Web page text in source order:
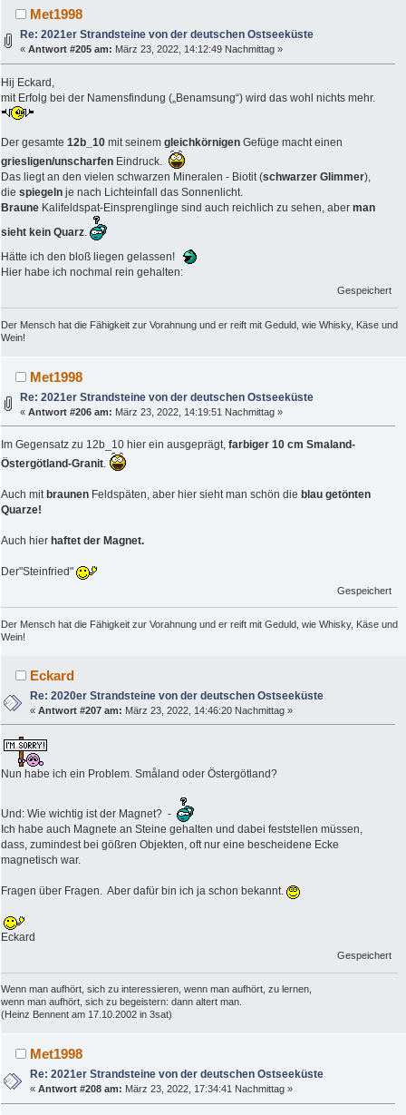
Met1998
Re: 2021er Strandsteine von der deutschen Ostseeküste
«Antwort #205 am: März 23, 2022, 14:12:49 Nachmittag »
Hij Eckard,
mit Erfolg bei der Namensfindung („Benamsung“) wird das wohl nichts mehr.
Der gesamte 12b_10 mit seinem gleichkörnigen Gefüge macht einen
griesligen/unscharfen Eindruck.
Das liegt an den vielen schwarzen Mineralen - Biotit (schwarzer Glimmer),
die spiegeln je nach Lichteinfall das Sonnenlicht.
Braune Kalifeldspat-Einsprenglinge sind auch reichlich zu sehen, aber man
sieht kein Quarz.
Hätte ich den bloß liegen gelassen!
Hier habe ich nochmal rein gehalten:
Gespeichert
Der Mensch hat die Fähigkeit zur Vorahnung und er reift mit Geduld, wie Whisky, Käse und
Wein!
Met1998
Re: 2021er Strandsteine von der deutschen Ostseeküste
«Antwort #206 am: März 23, 2022, 14:19:51 Nachmittag »
Im Gegensatz zu 12b_10 hier ein ausgeprägt, farbiger 10 cm Smaland-
Östergötland-Granit.
Auch mit braunen Feldspäten, aber hier sieht man schön die blau getönten
Quarze!
Auch hier haftet der Magnet.
Der"Steinfried"
Gespeichert
Der Mensch hat die Fähigkeit zur Vorahnung und er reift mit Geduld, wie Whisky, Käse und
Wein!
Eckard
Re: 2020er Strandsteine von der deutschen Ostseeküste
«Antwort #207 am: März 23, 2022, 14:46:20 Nachmittag »
Nun habe ich ein Problem. Småland oder Östergötland?
Und: Wie wichtig ist der Magnet? -
Ich habe auch Magnete an Steine gehalten und dabei feststellen müssen,
dass, zumindest bei gößren Objekten, oft nur eine bescheidene Ecke
magnetisch war.
Fragen über Fragen. Aber dafür bin ich ja schon bekannt.
Eckard
Gespeichert
Wenn man aufhört, sich zu interessieren, wenn man aufhört, zu lernen,
wenn man aufhört, sich zu begeistern: dann altert man.
(Heinz Bennent am 17.10.2002 in 3sat)
Met1998
Re: 2021er Strandsteine von der deutschen Ostseeküste
«Antwort #208 am: März 23, 2022, 17:34:41 Nachmittag »